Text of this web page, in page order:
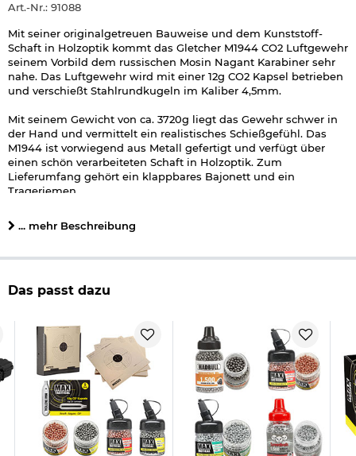
Art.-Nr.: 91088
Mit seiner originalgetreuen Bauweise und dem Kunststoff-
Schaft in Holzoptik kommt das Gletcher M1944 CO2 Luftgewehr
seinem Vorbild dem russischen Mosin Nagant Karabiner sehr
nahe. Das Luftgewehr wird mit einer 12g CO2 Kapsel betrieben
und verschießt Stahlrundkugeln im Kaliber 4,5mm.
Mit seinem Gewicht von ca. 3720g liegt das Gewehr schwer in
der Hand und vermittelt ein realistisches Schießgefühl. Das
M1944 ist vorwiegend aus Metall gefertigt und verfügt über
einen schön verarbeiteten Schaft in Holzoptik. Zum
Lieferumfang gehört ein klappbares Bajonett und ein
Trageriemen.
Lieferumfang:
Holzoptik
Trageriemen
Details zu Gletcher M1944 CO2 Luftgewehr:
Kaliber: 4,5mm / .177
Munition: 4,5 mm Stahl BBs
System: 12g CO2 Kapsel
Magazinkapazität: 16 Schuss
Karabiner-Verschluss
Kimme verstellbar
Sicherung: manuell
Gewicht: ca. 3720 g
... mehr Beschreibung
Das passt dazu